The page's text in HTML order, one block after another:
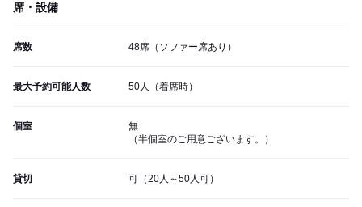
席・設備
席数 48席（ソファー席あり）
最大予約可能人数 50人（着席時）
個室
無
（半個室のご用意ございます。）
貸切 可（20人～50人可）